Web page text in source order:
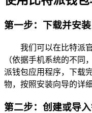
第一步：下载并安
我们可以在比特派
（依据手机系统的不同
派钱包应用程序，下载
物，按照安装向导的详
第二步：创建或导